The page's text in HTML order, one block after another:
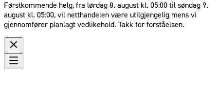
Førstkommende helg, fra lørdag 8. august kl. 05:00 til søndag 9.
august kl. 05:00, vil netthandelen være utilgjengelig mens vi
gjennomfører planlagt vedlikehold. Takk for forståelsen.